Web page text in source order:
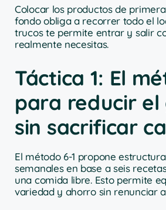
Colocar los productos de
fondo obliga a recorrer todo el
trucos te permite entrar y salir
realmente necesitas.
Táctica 1: El
para reducir el
sin sacrificar
El método 6-1 propone
semanales en base a seis
una comida libre. Esto permite
variedad y ahorro sin renunciar